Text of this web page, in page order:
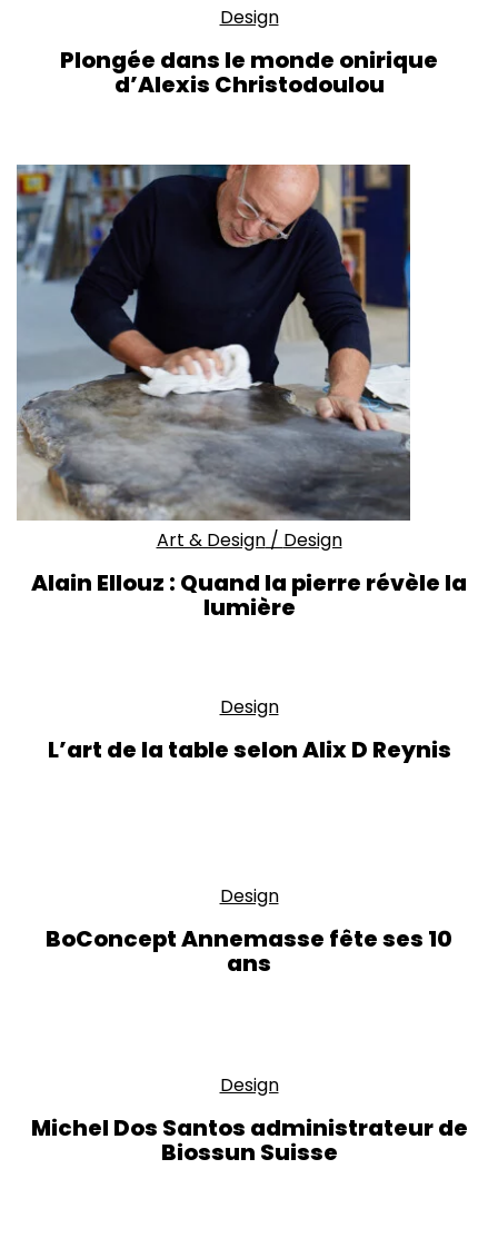
Design
Plongée dans le monde onirique
d’Alexis Christodoulou
Art & Design/ Design
Alain Ellouz : Quand la pierre révèle la
lumière
Design
L’art de la table selon Alix D Reynis
Design
BoConcept Annemasse fête ses 10
ans
Design
Michel Dos Santos administrateur de
Biossun Suisse